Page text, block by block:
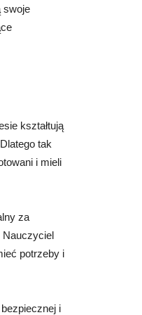
swoje
kształtują
tak
i mieli
za
Nauczyciel
potrzeby i
i